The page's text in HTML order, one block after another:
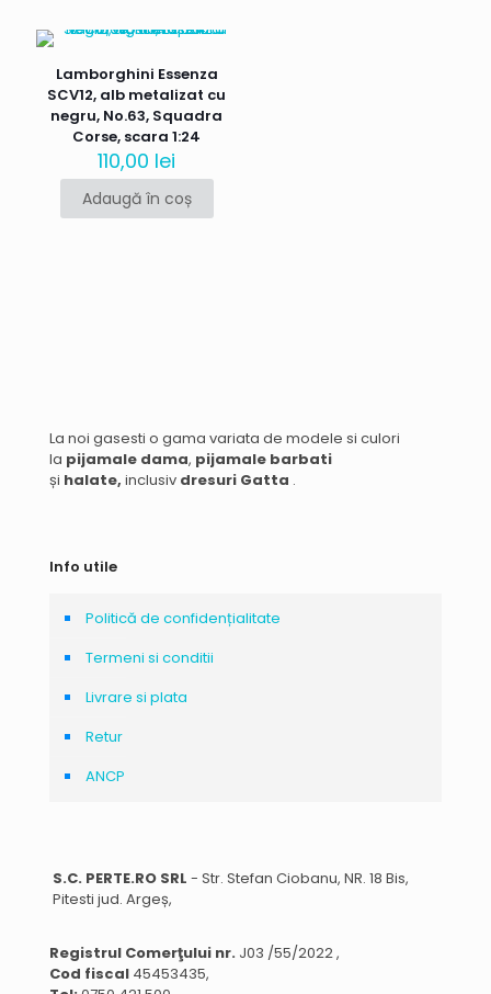
Nume*
Lamborghini Essenza
SCV12, alb metalizat cu
negru, No.63, Squadra
Corse, scara 1:24
110,00 lei
Adaugă în coș
La noi gasesti o gama variata de modele si culori
la pijamale dama, pijamale barbati
și halate, inclusiv dresuri Gatta .
Info utile
Politică de confidențialitate
Termeni si conditii
Livrare si plata
Retur
ANCP
S.C. PERTE.RO SRL - Str. Stefan Ciobanu, NR. 18 Bis,
Pitesti jud. Argeș,
Registrul Comerţului nr. J03 /55/2022 ,
Cod fiscal 45453435,